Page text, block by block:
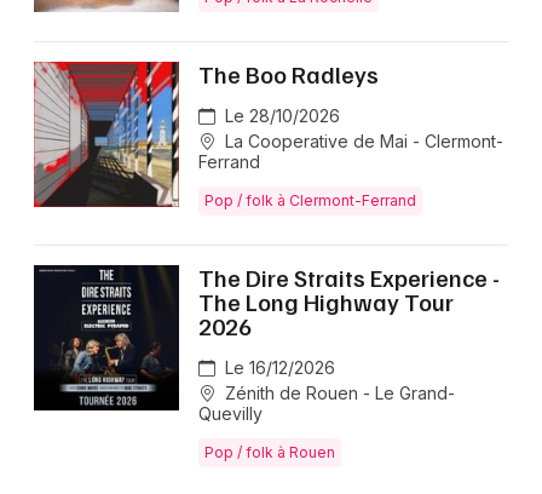
The Boo Radleys
Le 28/10/2026
La Cooperative de Mai - Clermont-
Ferrand
Pop / folk à Clermont-Ferrand
The Dire Straits Experience -
The Long Highway Tour
2026
Le 16/12/2026
Zénith de Rouen - Le Grand-
Quevilly
Pop / folk à Rouen